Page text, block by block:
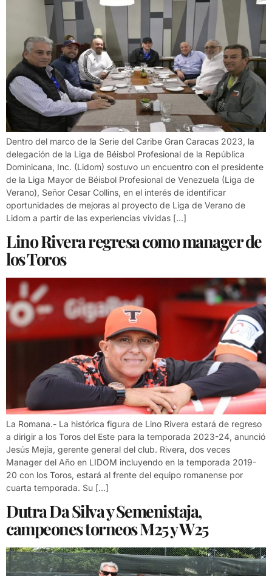
Dentro del marco de la Serie del Caribe Gran Caracas 2023, la
delegación de la Liga de Béisbol Profesional de la República
Dominicana, Inc. (Lidom) sostuvo un encuentro con el presidente
de la Liga Mayor de Béisbol Profesional de Venezuela (Liga de
Verano), Señor Cesar Collins, en el interés de identificar
oportunidades de mejoras al proyecto de Liga de Verano de
Lidom a partir de las experiencias vividas […]
Lino Rivera regresa como manager de
los Toros
La Romana.- La histórica figura de Lino Rivera estará de regreso
a dirigir a los Toros del Este para la temporada 2023-24, anunció
Jesús Mejía, gerente general del club. Rivera, dos veces
Manager del Año en LIDOM incluyendo en la temporada 2019-
20 con los Toros, estará al frente del equipo romanense por
cuarta temporada. Su […]
Dutra Da Silva y Semenistaja,
campeones torneos M25 y W25